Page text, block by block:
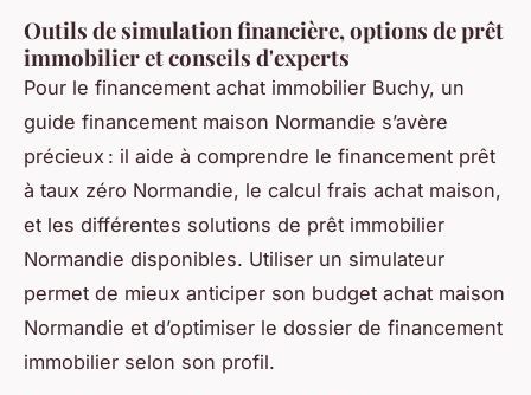
Outils de simulation financière, options de prêt
immobilier et conseils d'experts
Pour le financement achat immobilier Buchy, un
guide financement maison Normandie s’avère
précieux : il aide à comprendre le financement prêt
à taux zéro Normandie, le calcul frais achat maison,
et les différentes solutions de prêt immobilier
Normandie disponibles. Utiliser un simulateur
permet de mieux anticiper son budget achat maison
Normandie et d’optimiser le dossier de financement
immobilier selon son profil.